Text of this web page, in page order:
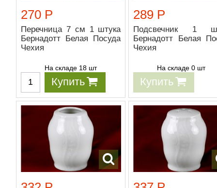
270 Р
Перечница 7 см 1 штука
Бернадотт Белая Посуда
Чехия
На складе 18 шт
Купить
289 Р
Подсвечник 1
Бернадотт Белая
Чехия
На складе 0 шт
Купить